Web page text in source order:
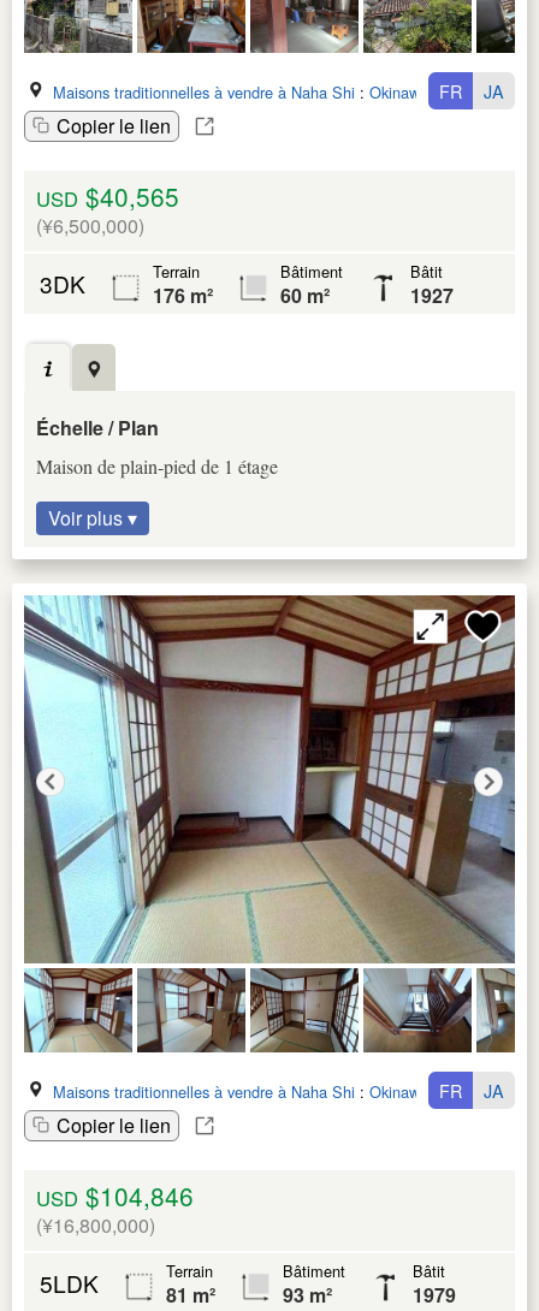
Maisons traditionnelles à vendre à Naha Shi : Okinawa Ken
Copier le lien
FR JA
USD $40,565
(¥6,500,000)
3DK Terrain
176 m²
Bâtiment
60 m²
Bâtit
1927
Échelle / Plan
Maison de plain-pied de 1 étage
Voir plus ▾
Maisons traditionnelles à vendre à Naha Shi : Okinawa Ken
Copier le lien
FR JA
USD $104,846
(¥16,800,000)
5LDK Terrain
81 m²
Bâtiment
93 m²
Bâtit
1979